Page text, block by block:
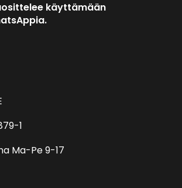
käyttämään
1
Ma-Pe 9-17